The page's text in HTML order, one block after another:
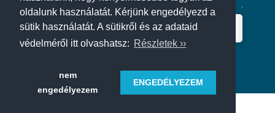
oldalunk használatát. Kérjünk engedélyezd a
sütik használatát. A sütikről és az adataid
védelméről itt olvashatsz: Részletek ››
nem
engedélyezem
ENGEDÉLYEZEM
A hahohajo.hu online bankkártyás fizetési partnere az .